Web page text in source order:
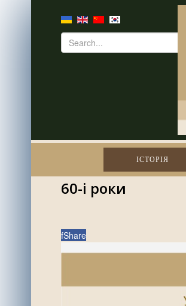
ІСТОРІЯ
60-і роки
fShare